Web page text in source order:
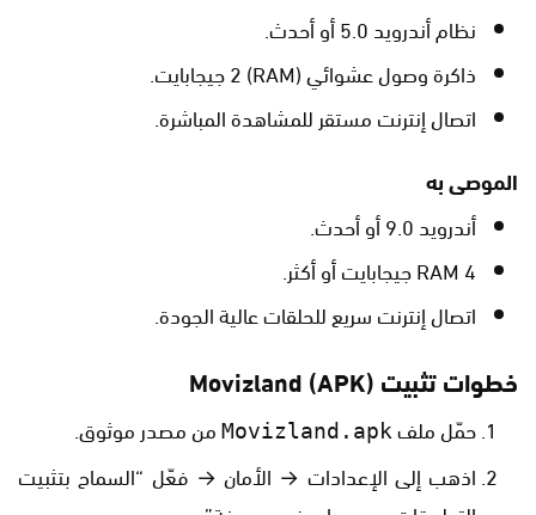
نظام أندرويد 5.0 أو أحدث.
ذاكرة وصول عشوائي (RAM) 2 جيجابايت.
اتصال إنترنت مستقر للمشاهدة المباشرة.
الموصى به
أندرويد 9.0 أو أحدث.
RAM 4 جيجابايت أو أكثر.
اتصال إنترنت سريع للحلقات عالية الجودة.
خطوات تثبيت Movizland (APK)
حمّل ملف Movizland.apk من مصدر موثوق.
اذهب إلى الإعدادات → الأمان → فعّل “السماح بتثبيت